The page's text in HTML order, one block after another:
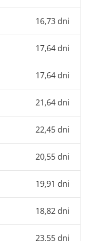
16,73 dni
17,64 dni
17,64 dni
21,64 dni
22,45 dni
20,55 dni
19,91 dni
18,82 dni
23,55 dni